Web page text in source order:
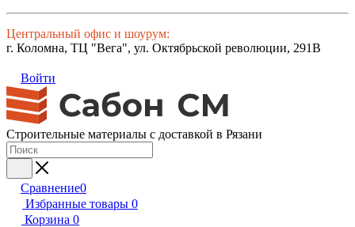
Центральный офис и шоурум:
г. Коломна, ТЦ "Вега", ул. Октябрьской революции, 291В
Войти
Строительные материалы с доставкой в Рязани
Сравнение0
Избранные товары 0
Корзина 0